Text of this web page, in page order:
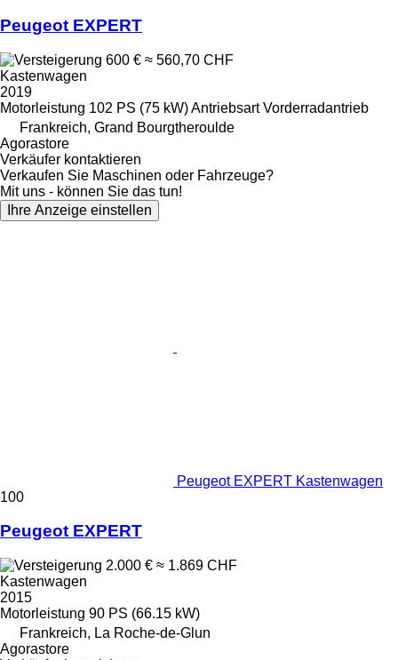
Peugeot EXPERT
600 € ≈ 560,70 CHF
Kastenwagen
2019
Motorleistung 102 PS (75 kW)Antriebsart Vorderradantrieb
Frankreich, Grand Bourgtheroulde
Agorastore
Verkäufer kontaktieren
Verkaufen Sie Maschinen oder Fahrzeuge?
Mit uns - können Sie das tun!
Ihre Anzeige einstellen
Peugeot EXPERT Kastenwagen
100
Peugeot EXPERT
2.000 € ≈ 1.869 CHF
Kastenwagen
2015
Motorleistung 90 PS (66.15 kW)
Frankreich, La Roche-de-Glun
Agorastore